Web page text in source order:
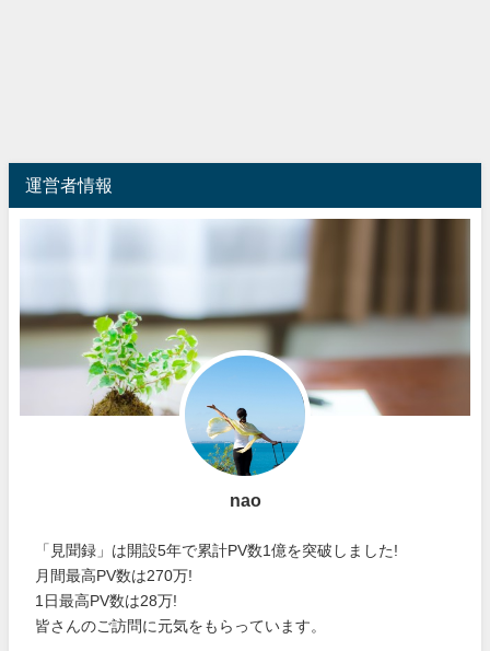
運営者情報
nao
「見聞録」は開設5年で累計PV数1億を突破しました!
月間最高PV数は270万!
1日最高PV数は28万!
皆さんのご訪問に元気をもらっています。